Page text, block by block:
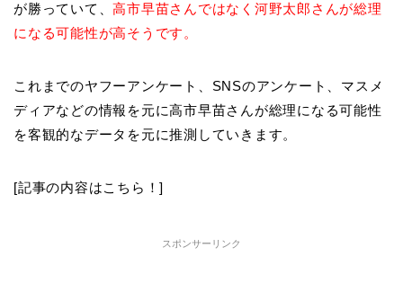
が勝っていて、高市早苗さんではなく河野太郎さんが総理
になる可能性が高そうです。
これまでのヤフーアンケート、SNSのアンケート、マスメ
ディアなどの情報を元に高市早苗さんが総理になる可能性
を客観的なデータを元に推測していきます。
[記事の内容はこちら！]
スポンサーリンク